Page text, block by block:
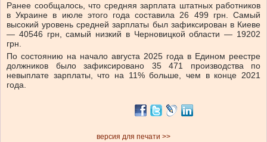
Ранее сообщалось, что средняя зарплата штатных работников
в Украине в июле этого года составила 26 499 грн. Самый
высокий уровень средней зарплаты был зафиксирован в Киеве
— 40546 грн, самый низкий в Черновицкой области — 19202
грн.
По состоянию на начало августа 2025 года в Едином реестре
должников было зафиксировано 35 471 производства по
невыплате зарплаты, что на 11% больше, чем в конце 2021
года.
версия для печати >>